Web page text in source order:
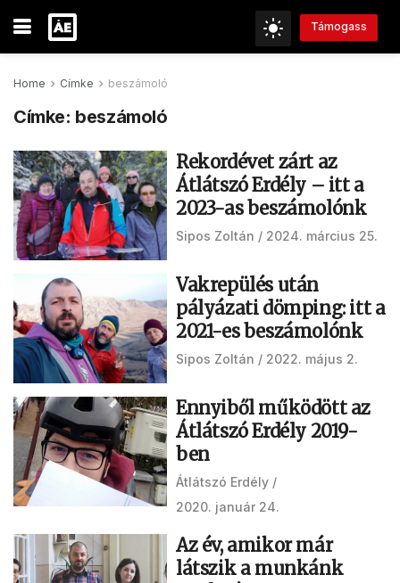
Támogass
Home Címke beszámoló
Címke: beszámoló
Rekordévet zárt az
Átlátszó Erdély – itt a
2023-as beszámolónk
Sipos Zoltán 2024. március 25.
Vakrepülés után
pályázati dömping: itt a
2021-es beszámolónk
Sipos Zoltán 2022. május 2.
Ennyiből működött az
Átlátszó Erdély 2019-
ben
Átlátszó Erdély
2020. január 24.
Az év, amikor már
látszik a munkánk